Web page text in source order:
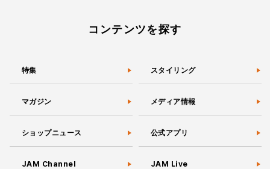
コンテンツを探す
特集 スタイリング
マガジン メディア情報
ショップニュース 公式アプリ
JAM Channel JAM Live